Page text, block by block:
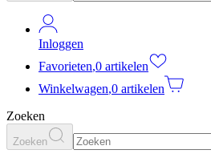
Inloggen
Favorieten,0 artikelen
Winkelwagen,0 artikelen
Zoeken
Zoeken